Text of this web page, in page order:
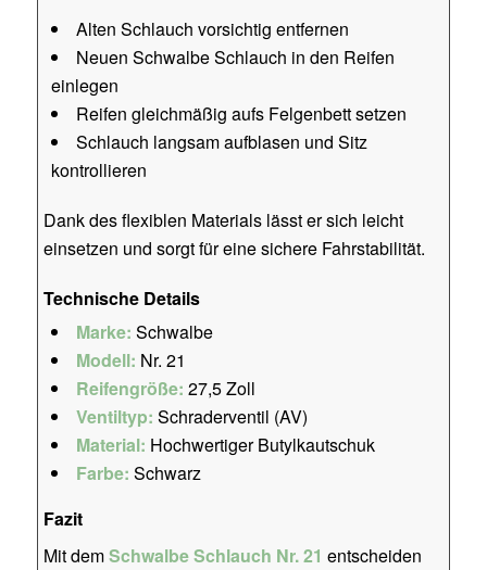
Alten Schlauch vorsichtig entfernen
Neuen Schwalbe Schlauch in den Reifen
einlegen
Reifen gleichmäßig aufs Felgenbett setzen
Schlauch langsam aufblasen und Sitz
kontrollieren
Dank des flexiblen Materials lässt er sich leicht
einsetzen und sorgt für eine sichere Fahrstabilität.
Technische Details
Marke: Schwalbe
Modell: Nr. 21
Reifengröße: 27,5 Zoll
Ventiltyp: Schraderventil (AV)
Material: Hochwertiger Butylkautschuk
Farbe: Schwarz
Fazit
Mit demSchwalbe Schlauch Nr. 21 entscheiden